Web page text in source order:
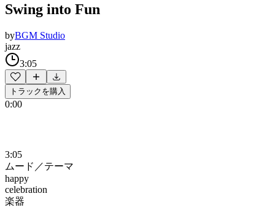
Swing into Fun
byBGM Studio
jazz
3:05
トラックを購入
0:00
3:05
ムード／テーマ
happy
celebration
楽器